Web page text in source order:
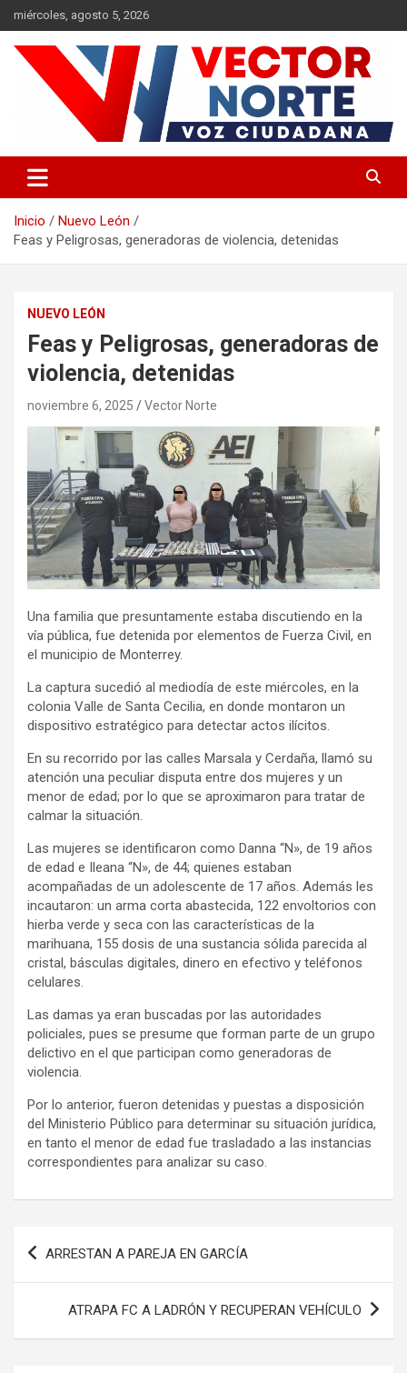
Saltar
al
contenido
miércoles, agosto 5, 2026
Vector Norte
Inicio
Nuevo León
Feas y Peligrosas, generadoras de violencia, detenidas
NUEVO LEÓN
Feas y Peligrosas, generadoras de
violencia, detenidas
noviembre 6, 2025 Vector Norte
Una familia que presuntamente estaba discutiendo en la
vía pública, fue detenida por elementos de Fuerza Civil, en
el municipio de Monterrey.
La captura sucedió al mediodía de este miércoles, en la
colonia Valle de Santa Cecilia, en donde montaron un
dispositivo estratégico para detectar actos ilícitos.
En su recorrido por las calles Marsala y Cerdaña, llamó su
atención una peculiar disputa entre dos mujeres y un
menor de edad; por lo que se aproximaron para tratar de
calmar la situación.
Las mujeres se identificaron como Danna “N», de 19 años
de edad e Ileana “N», de 44; quienes estaban
acompañadas de un adolescente de 17 años. Además les
incautaron: un arma corta abastecida, 122 envoltorios con
hierba verde y seca con las características de la
marihuana, 155 dosis de una sustancia sólida parecida al
cristal, básculas digitales, dinero en efectivo y teléfonos
celulares.
Las damas ya eran buscadas por las autoridades
policiales, pues se presume que forman parte de un grupo
delictivo en el que participan como generadoras de
violencia.
Por lo anterior, fueron detenidas y puestas a disposición
del Ministerio Público para determinar su situación jurídica,
en tanto el menor de edad fue trasladado a las instancias
correspondientes para analizar su caso.
Navegación
entradas
ARRESTAN A PAREJA EN GARCÍA
ATRAPA FC A LADRÓN Y RECUPERAN VEHÍCULO